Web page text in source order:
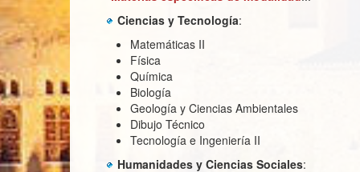
Ciencias y Tecnología:
Matemáticas II
Física
Química
Biología
Geología y Ciencias Ambientales
Dibujo Técnico
Tecnología e Ingeniería II
Humanidades y Ciencias Sociales: